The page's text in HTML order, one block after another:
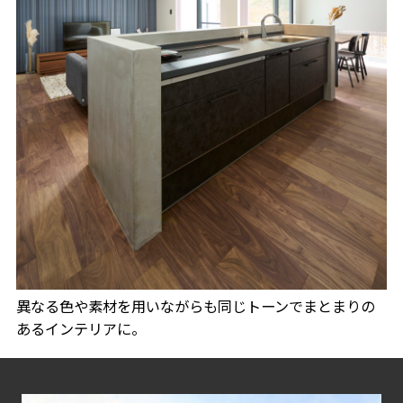
異なる色や素材を用いながらも同じトーンでまとまりの
あるインテリアに。